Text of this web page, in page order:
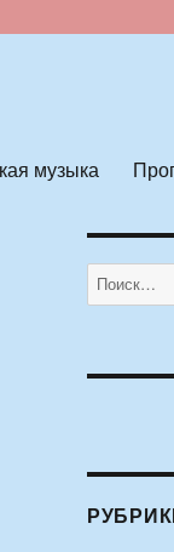
музыка
Искать: